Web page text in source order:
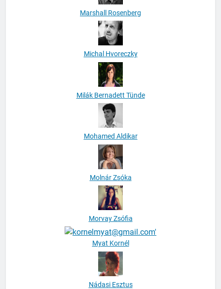
Marshall Rosenberg
Michal Hvoreczky
Milák Bernadett Tünde
Mohamed Aldikar
Molnár Zsóka
Morvay Zsófia
Myat Kornél
Nádasi Esztus